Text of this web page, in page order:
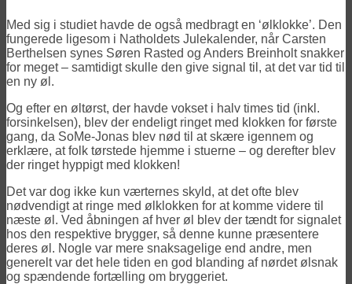
Med sig i studiet havde de også medbragt en ‘ølklokke’. Den
fungerede ligesom i Natholdets Julekalender, når Carsten
Berthelsen synes Søren Rasted og Anders Breinholt snakker
for meget – samtidigt skulle den give signal til, at det var tid til
en ny øl.
Og efter en øltørst, der havde vokset i halv times tid (inkl.
forsinkelsen), blev der endeligt ringet med klokken for første
gang, da SoMe-Jonas blev nød til at skære igennem og
erklære, at folk tørstede hjemme i stuerne – og derefter blev
der ringet hyppigt med klokken!
Det var dog ikke kun værternes skyld, at det ofte blev
nødvendigt at ringe med ølklokken for at komme videre til
næste øl. Ved åbningen af hver øl blev der tændt for signalet
hos den respektive brygger, så denne kunne præsentere
deres øl. Nogle var mere snaksagelige end andre, men
generelt var det hele tiden en god blanding af nørdet ølsnak
og spændende fortælling om bryggeriet.